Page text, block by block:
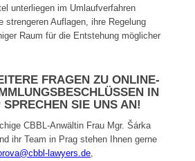
unterliegen im Umlaufverfahren
strengeren Auflagen, ihre Regelung
Raum für die Entstehung möglicher
FRAGEN ZU ONLINE-
IN
SIE UNS AN!
CBBL-Anwältin Frau Mgr. Šárka
ihr Team in Prag stehen Ihnen gerne
lawyers.de,